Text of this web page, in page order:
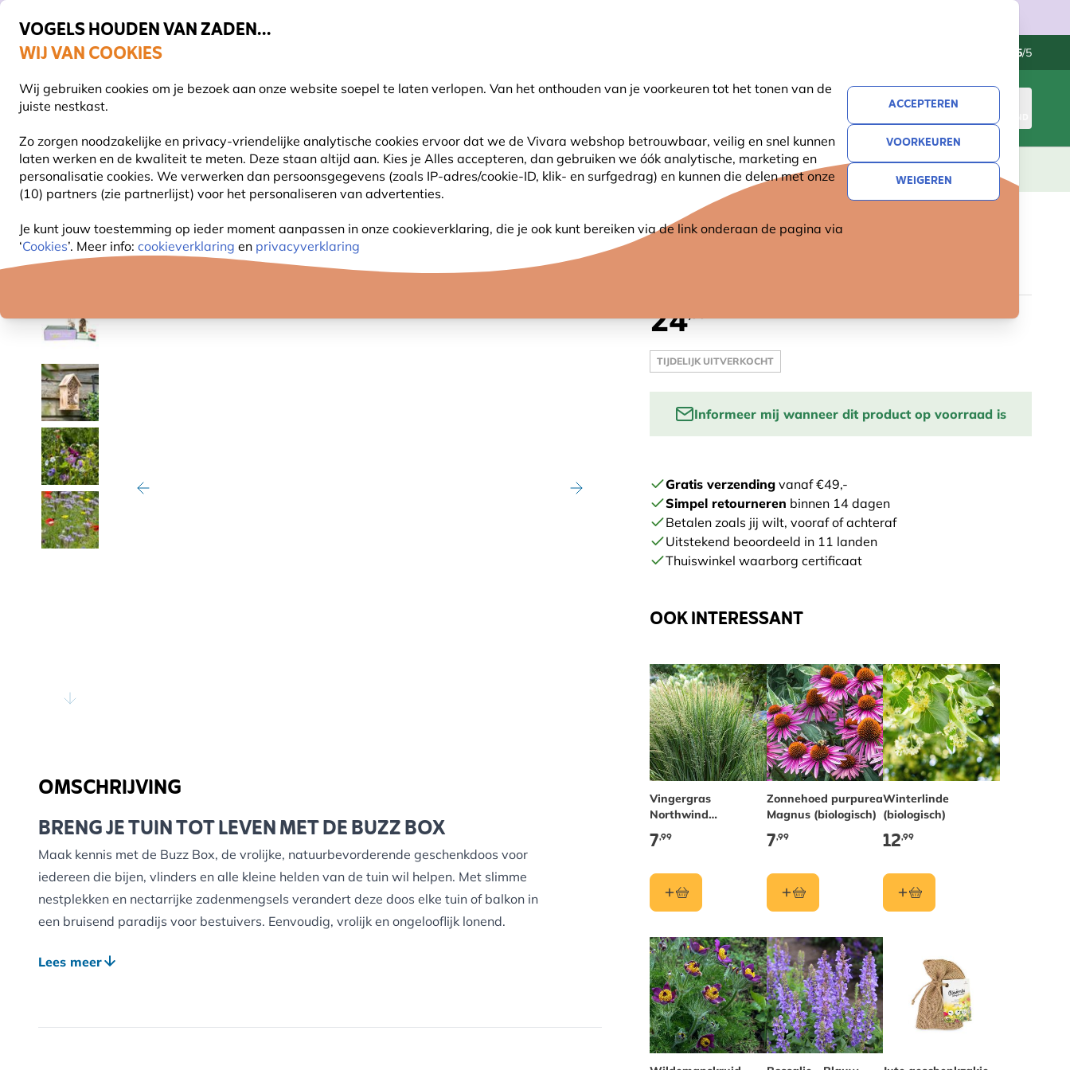
VOGELS HOUDEN VAN ZADEN...
WIJ VAN COOKIES
Wij gebruiken cookies om je bezoek aan onze website soepel te laten verlopen. Van het onthouden van je voorkeuren tot het tonen van de
juiste nestkast.
Zo zorgen noodzakelijke en privacy-vriendelijke analytische cookies ervoor dat we de Vivara webshop betrouwbaar, veilig en snel kunnen
laten werken en de kwaliteit te meten. Deze staan altijd aan. Kies je Alles accepteren, dan gebruiken we óók analytische, marketing en
personalisatie cookies. We verwerken dan persoonsgegevens (zoals IP-adres/cookie-ID, klik- en surfgedrag) en kunnen die delen met onze
(10) partners (zie partnerlijst) voor het personaliseren van advertenties.
Je kunt jouw toestemming op ieder moment aanpassen in onze cookieverklaring, die je ook kunt bereiken via de link onderaan de pagina via
‘Cookies’. Meer info: cookieverklaring en privacyverklaring
ACCEPTEREN
VOORKEUREN
WEIGEREN
Uitstekend beoordeeld in 11 landen
Gratis thuisbezorgd vanaf €49 4.5/5
Zoeken
WINKELMAND
VOGELVOER VOEDERSYSTEMEN VOGELHUISJES ANDERE DIEREN PLANTEN NATUURBELEVING CADEAUS NIEUW SALE
24
TIJDELIJK UITVERKOCHT
Informeer mij wanneer dit product op voorraad is
product weer op voorraad is:
STUUR ME EEN BERICHT
Gratis verzending vanaf €49,-
Simpel retourneren binnen 14 dagen
Betalen zoals jij wilt, vooraf of achteraf
Uitstekend beoordeeld in 11 landen
Thuiswinkel waarborg certificaat
OOK INTERESSANT
Vingergras
Northwind
(biologisch)
7,99
Zonnehoed purpurea
Magnus (biologisch)
7,99
Winterlinde
(biologisch)
12,99
OMSCHRIJVING
BRENG JE TUIN TOT LEVEN MET DE BUZZ BOX
Maak kennis met de Buzz Box, de vrolijke, natuurbevorderende geschenkdoos voor
iedereen die bijen, vlinders en alle kleine helden van de tuin wil helpen. Met slimme
nestplekken en nectarrijke zadenmengsels verandert deze doos elke tuin of balkon in
een bruisend paradijs voor bestuivers. Eenvoudig, vrolijk en ongelooflijk lonend.
Vlinderbloemenmengsel- trek fladderende bezoekers in alle kleuren en patronen aan.
Lees meer